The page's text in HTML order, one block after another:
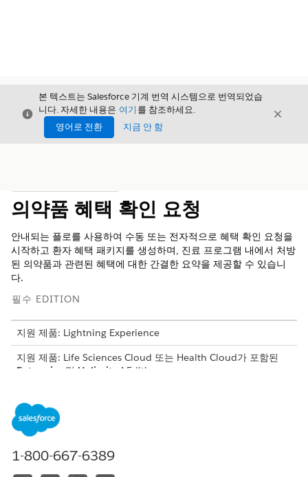
닫기
본 텍스트는 Salesforce 기계 번역 시스템으로 번역되었습
니다. 자세한 내용은 여기 를 참조하세요.
영어로 전환
지금 안 함
닫기
의약품 혜택 확인 요청
안내되는 플로를 사용하여 수동 또는 전자적으로 혜택 확인 요청을
시작하고 환자 혜택 패키지를 생성하며, 진료 프로그램 내에서 처방
된 의약품과 관련된 혜택에 대한 간결한 요약을 제공할 수 있습니
다.
필수 EDITION
지원 제품: Lightning Experience
지원 제품: Life Sciences Cloud 또는 Health Cloud가 포함된
Enterprise
및 Unlimited Edition
수동 확인 요청
수동 확인 요청을 사용하면 지불자와 직접 연락하여 환자의 혜택 세
동으로 기록할 수 있습니다.
1-800-667-6389